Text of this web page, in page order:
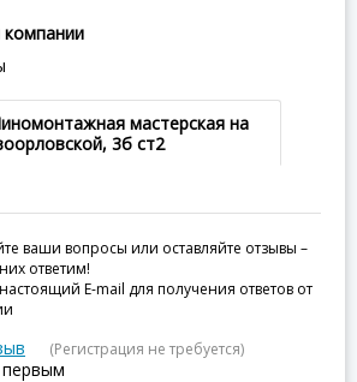
мастерская на
3б ст2
ваши вопросы или оставляйте отзывы –
ответим!
E-mail для получения ответов от
(Регистрация не требуется)